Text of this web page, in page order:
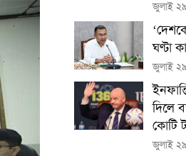
জুলাই
ঘণ্টা
জুলাই
দিলে
কোটি
জুলাই